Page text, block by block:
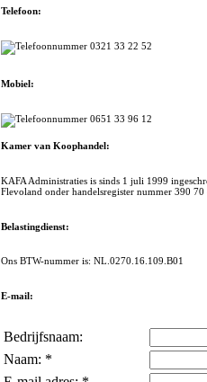
Telefoon:
0321 33 22 52
Mobiel:
0651 33 96 12
Kamer van Koophandel:
KAFA Administraties is sinds 1 juli 1999
Flevoland onder handelsregister nummer 390 70
Belastingdienst:
Ons BTW-nummer is: NL.0270.16.109.B01
E-mail:
Bedrijfsnaam:
Naam: *